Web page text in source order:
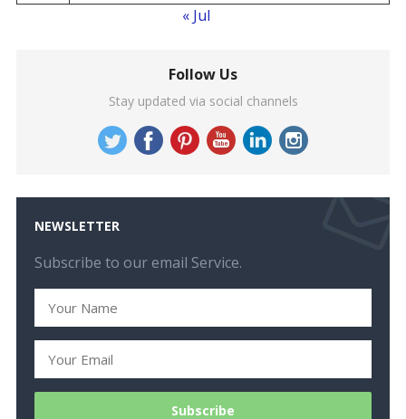
« Jul
Follow Us
Stay updated via social channels
NEWSLETTER
Subscribe to our email Service.